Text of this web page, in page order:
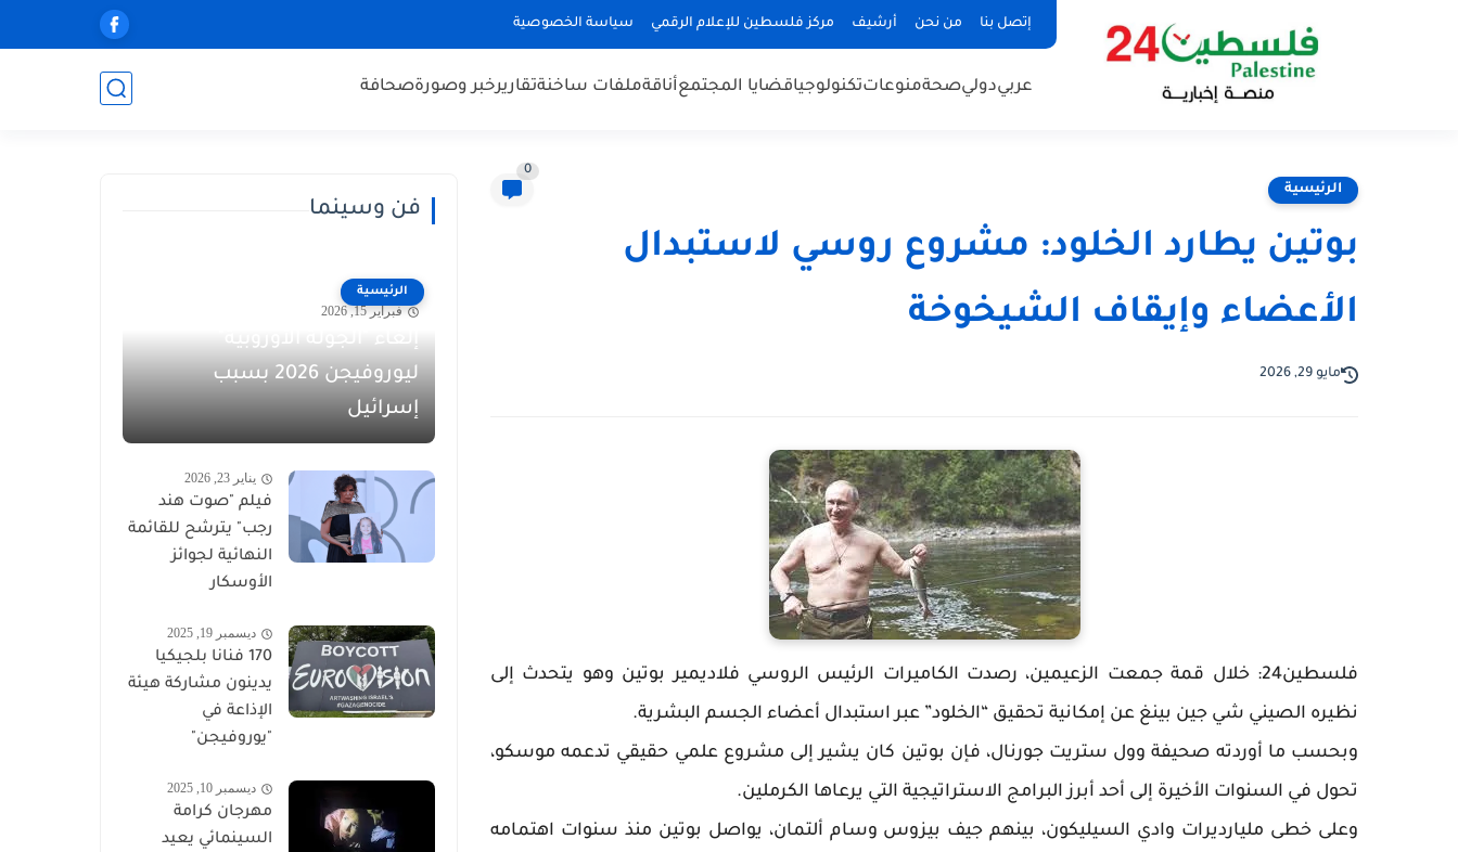
إتصل بنا من نحن أرشيف مركز فلسطين للإعلام الرقمي سياسة الخصوصية
عربيدوليصحةمنوعاتتكنولوجياقضايا المجتمعأناقةملفات ساخنةتقاريرخبر وصورةصحافة
الرئيسية
0
بوتين يطارد الخلود: مشروع روسي لاستبدال
الأعضاء وإيقاف الشيخوخة
مايو 29, 2026
فلسطين24: خلال قمة جمعت الزعيمين، رصدت الكاميرات الرئيس الروسي فلاديمير بوتين وهو يتحدث إلى
نظيره الصيني شي جين بينغ عن إمكانية تحقيق “الخلود” عبر استبدال أعضاء الجسم البشرية.
وبحسب ما أوردته صحيفة وول ستريت جورنال، فإن بوتين كان يشير إلى مشروع علمي حقيقي تدعمه موسكو،
تحول في السنوات الأخيرة إلى أحد أبرز البرامج الاستراتيجية التي يرعاها الكرملين.
وعلى خطى مليارديرات وادي السيليكون، بينهم جيف بيزوس وسام ألتمان، يواصل بوتين منذ سنوات اهتمامه
فن وسينما
الرئيسية
فبراير 15, 2026
إلغاء "الجولة الأوروبية"
ليوروفيجن 2026 بسبب
إسرائيل
يناير 23, 2026
فيلم "صوت هند
رجب" يترشح للقائمة
النهائية لجوائز
الأوسكار
ديسمبر 19, 2025
170 فنانا بلجيكيا
يدينون مشاركة هيئة
الإذاعة في
"يوروفيجن"
ديسمبر 10, 2025
مهرجان كرامة
السينمائي يعيد